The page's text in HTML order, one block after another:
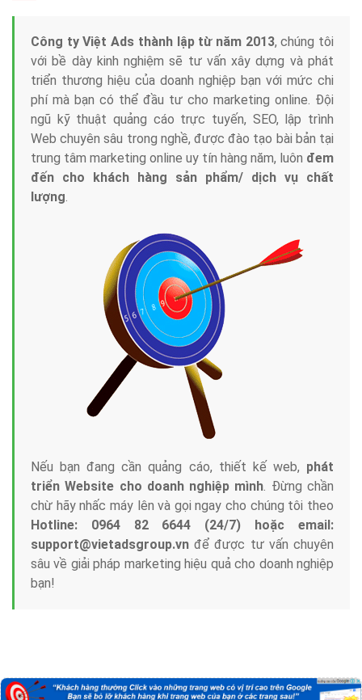
Công ty Việt Ads thành lập từ năm 2013, chúng tôi
với bề dày kinh nghiệm sẽ tư vấn xây dựng và phát
triển thương hiệu của doanh nghiệp bạn với mức chi
phí mà bạn có thể đầu tư cho marketing online. Đội
ngũ kỹ thuật quảng cáo trực tuyến, SEO, lập trình
Web chuyên sâu trong nghề, được đào tạo bài bản tại
trung tâm marketing online uy tín hàng năm, luôn đem
đến cho khách hàng sản phẩm/ dịch vụ chất
lượng.
Nếu bạn đang cần quảng cáo, thiết kế web, phát
triển Website cho doanh nghiệp mình. Đừng chần
chừ hãy nhấc máy lên và gọi ngay cho chúng tôi theo
Hotline: 0964 82 6644 (24/7) hoặc email:
support@vietadsgroup.vn để được tư vấn chuyên
sâu về giải pháp marketing hiệu quả cho doanh nghiệp
bạn!